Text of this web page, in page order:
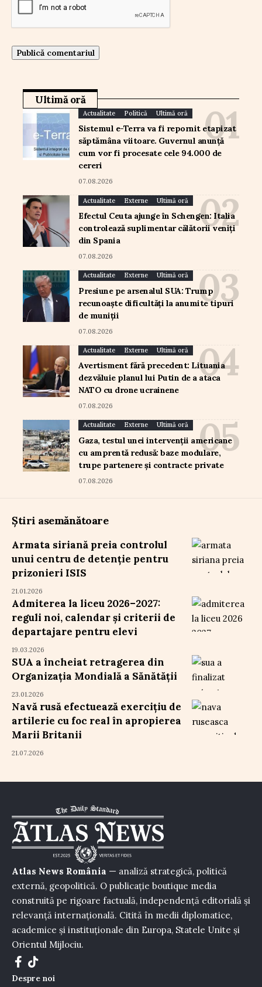
Ultimă oră
Actualitate Politică Ultimă oră
Sistemul e-Terra va fi repornit etapizat
săptămâna viitoare. Guvernul anunță
cum vor fi procesate cele 94.000 de
cereri
07.08.2026
Actualitate Externe Ultimă oră
Efectul Ceuta ajunge în Schengen: Italia
controlează suplimentar călătorii veniți
din Spania
07.08.2026
Actualitate Externe Ultimă oră
Presiune pe arsenalul SUA: Trump
recunoaște dificultăți la anumite tipuri
de muniții
07.08.2026
Actualitate Externe Ultimă oră
Avertisment fără precedent: Lituania
dezvăluie planul lui Putin de a ataca
NATO cu drone ucrainene
07.08.2026
Actualitate Externe Ultimă oră
Gaza, testul unei intervenții americane
cu amprentă redusă: baze modulare,
trupe partenere și contracte private
07.08.2026
Știri asemănătoare
Armata siriană preia controlul
unui centru de detenție pentru
prizonieri ISIS
21.01.2026
Admiterea la liceu 2026–2027:
reguli noi, calendar și criterii de
departajare pentru elevi
19.03.2026
SUA a încheiat retragerea din
Organizația Mondială a Sănătății
23.01.2026
Navă rusă efectuează exercițiu de
artilerie cu foc real în apropierea
Marii Britanii
21.07.2026
Atlas News România — analiză strategică, politică
externă, geopolitică. O publicație boutique media
construită pe rigoare factuală, independență editorială și
relevanță internațională. Citită în medii diplomatice,
academice și instituționale din Europa, Statele Unite și
Orientul Mijlociu.
Despre noi